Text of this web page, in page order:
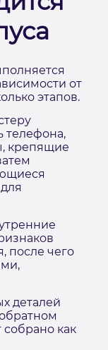
от
этапов.
телефона,
крепящие
после чего
деталей
собрано как